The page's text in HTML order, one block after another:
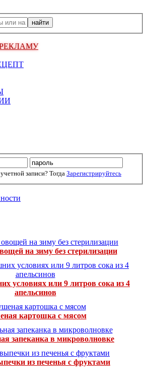
записи? Тогда Зарегистрируйтесь
на зиму без стерилизации
условиях или 9 литров сока из 4
апельсинов
картошка с мясом
запеканка в микроволновке
из печенья с фруктами